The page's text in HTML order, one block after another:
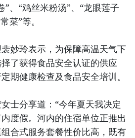
”、“鸡丝米粉汤”、“龙眼莲子
菜”等。
妙玲表示，为保障高温天气下
了获得食品安全认证的供应
期健康检查及食品安全培训。
士分享道：“今年夏天我决定
度假。河内的住宿单位正推出
合式服务套餐性价比高，既有